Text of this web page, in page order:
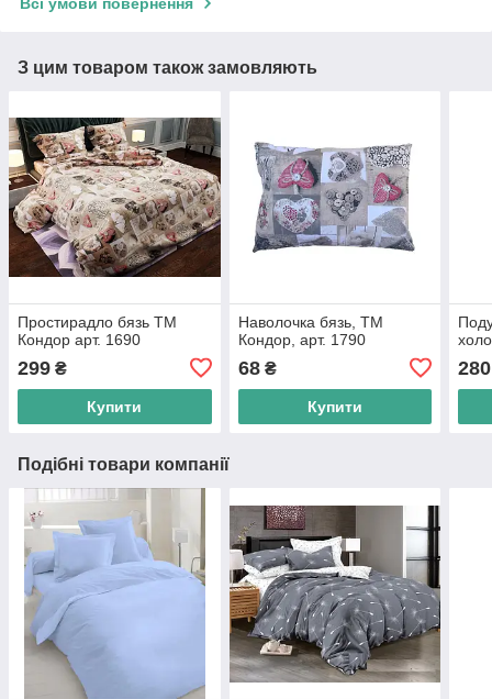
Всі умови повернення
З цим товаром також замовляють
Простирадло бязь ТМ
Кондор арт. 1690
299 ₴
Купити
Наволочка бязь, ТМ
Кондор, арт. 1790
68₴
Купити
280
Подібні товари компанії